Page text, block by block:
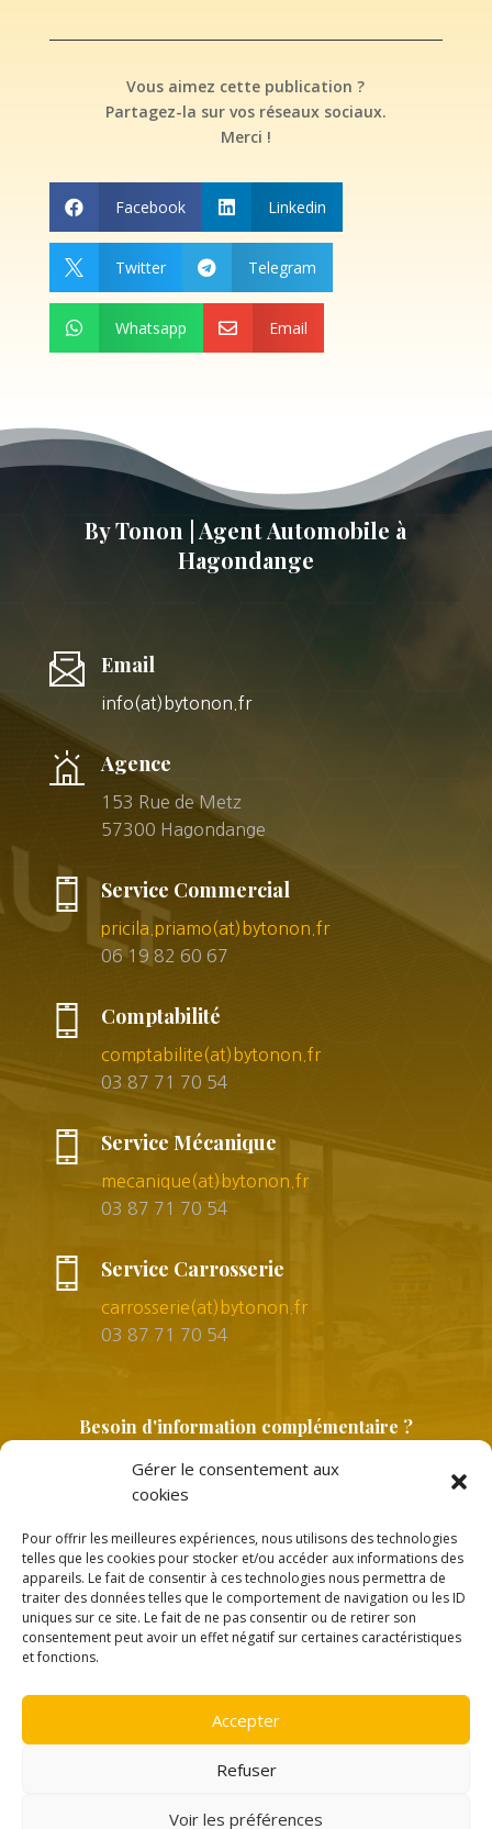
Gérer le consentement aux
cookies
Pour offrir les meilleures expériences, nous utilisons des technologies
telles que les cookies pour stocker et/ou accéder aux informations des
appareils. Le fait de consentir à ces technologies nous permettra de
traiter des données telles que le comportement de navigation ou les ID
uniques sur ce site. Le fait de ne pas consentir ou de retirer son
consentement peut avoir un effet négatif sur certaines caractéristiques
et fonctions.
Accepter
Refuser
Voir les préférences
Vous aimez cette publication ?
Partagez-la sur vos réseaux sociaux.
Merci !
 Facebook  Linkedin
 Twitter  Telegram
 Whatsapp  Email
By Tonon | Agent Automobile à
Hagondange
Email
info(at)bytonon.fr
Agence
153 Rue de Metz
57300 Hagondange
Service Commercial
pricila.priamo(at)bytonon.fr
06 19 82 60 67
Comptabilité
comptabilite(at)bytonon.fr
03 87 71 70 54
Service Mécanique
mecanique(at)bytonon.fr
03 87 71 70 54
Service Carrosserie
carrosserie(at)bytonon.fr
03 87 71 70 54
Besoin d'information complémentaire ?
Copyright © 2026 | Politique de confidentialité
Création Ace Medias